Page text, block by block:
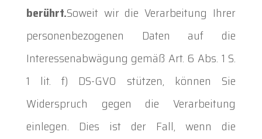
berührt.Soweit wir die Verarbeitung Ihrer
personenbezogenen Daten auf die
Interessenabwägung gemäß Art. 6 Abs. 1 S.
1 lit. f) DS-GVO stützen, können Sie
Widerspruch gegen die Verarbeitung
einlegen. Dies ist der Fall, wenn die